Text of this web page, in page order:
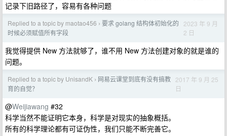
记录下旧路径了，容易有各种问题
Replied to a topic by maotao456 › 要求 golang 结构体初始化的
时候必须赋值所有字段
2023 年 9 月
2 日
我觉得提供 New 方法就够了，谁不用 New 方法创建对象的就是谁的
问题。
Replied to a topic by UnisandK › 网易云课堂到底有没有搞教
育的自觉？
2017 年 9 月 25
日
@Weijiawang #32
科学当然不能证明它本身，科学是对现实的抽象概括。
所有的科学理论都有可证伪性，我们只能不断完善它。